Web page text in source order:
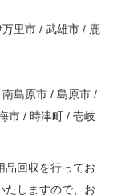
里市 / 武雄市 / 鹿
島原市 / 島原市 /
市 / 時津町 / 壱岐
品回収を行ってお
たしますので、お